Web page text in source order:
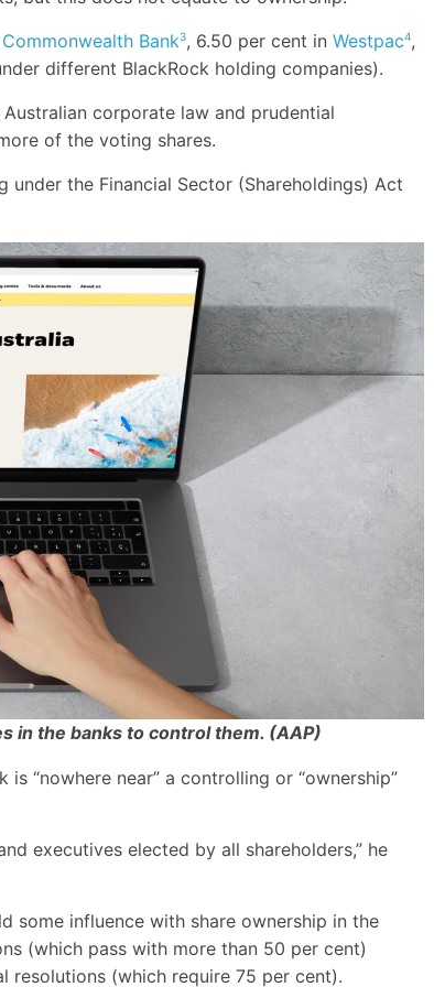
Commonwealth Bank3, 6.50 per cent in Westpac4,
different BlackRock holding companies).
corporate law and prudential
of the voting shares.
the Financial Sector (Shareholdings) Act
in the banks to control them. (AAP)
“nowhere near” a controlling or “ownership”
executives elected by all shareholders,” he
some influence with share ownership in the
(which pass with more than 50 per cent)
resolutions (which require 75 per cent).